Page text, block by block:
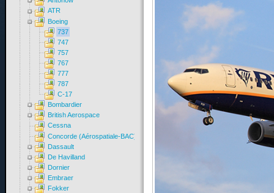
ATR
Boeing
737
747
757
767
777
787
C-17
Bombardier
British Aerospace
Cessna
Concorde (Aérospatiale-BAC)
Dassault
De Havilland
Dornier
Embraer
Fokker